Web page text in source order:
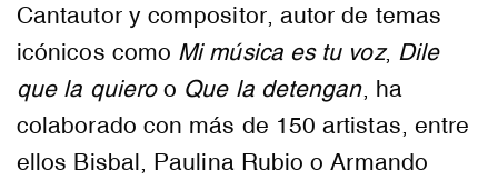
Cantautor y compositor, autor de temas
icónicos como Mi música es tu voz, Dile
que la quieroo Que la detengan, ha
colaborado con más de 150 artistas, entre
ellos Bisbal, Paulina Rubio o Armando